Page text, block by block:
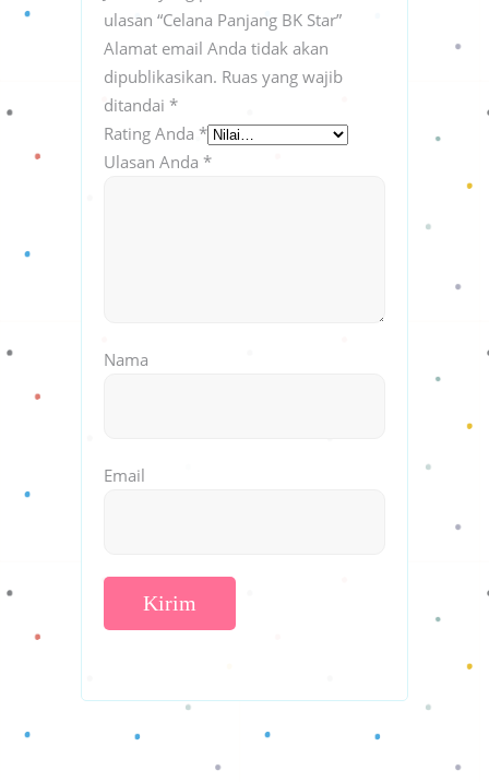
ulasan “Celana Panjang BK Star”
Alamat email Anda tidak akan
dipublikasikan. Ruas yang wajib
ditandai *
Rating Anda *
Ulasan Anda *
Nama
Email